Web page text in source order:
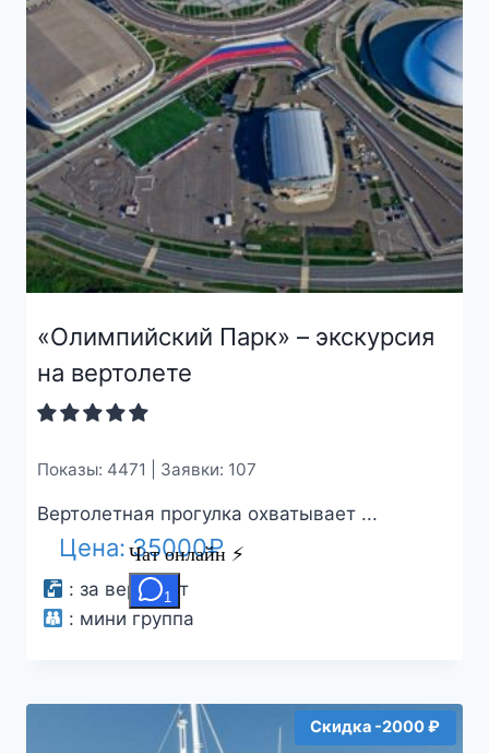
«Олимпийский Парк» – экскурсия
на вертолете
Показы: 4471 | Заявки: 107
Вертолетная прогулка охватывает ...
Цена:35000₽
: за вертолет
: мини группа
Скидка -2000 ₽